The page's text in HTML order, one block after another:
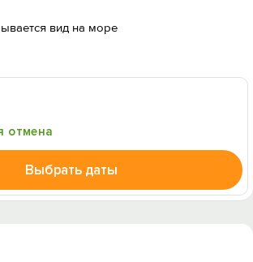
вид на море
отмена
Выбрать даты